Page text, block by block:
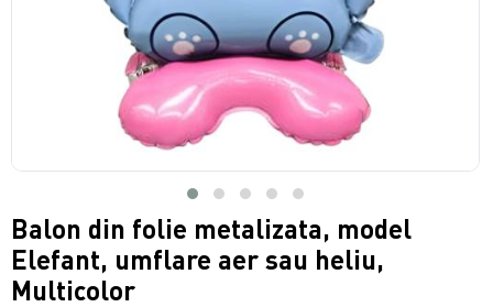
Balon din folie metalizata, model
Elefant, umflare aer sau heliu,
Multicolor